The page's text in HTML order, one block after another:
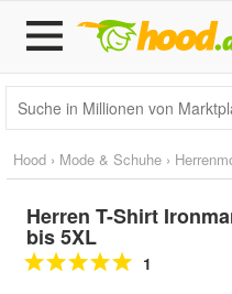
Hood › Mode & Schuhe ›
Herren T-Shirt
bis 5XL
1